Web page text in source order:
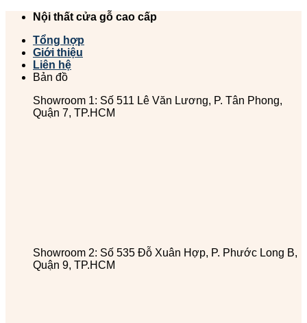
Chuyển
dung
Nội thất cửa gỗ cao cấp
Tổng hợp
Giới thiệu
Liên hệ
Bản đồ
Showroom 1: Số 511 Lê Văn Lương, P. Tân Phong,
Quận 7, TP.HCM
Showroom 2: Số 535 Đỗ Xuân Hợp, P. Phước Long B,
Quận 9, TP.HCM